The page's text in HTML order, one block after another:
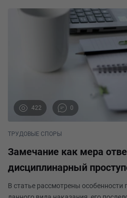
422 0
ТРУДОВЫЕ СПОРЫ
Замечание как мера
дисциплинарный
В статье рассмотрены особенности